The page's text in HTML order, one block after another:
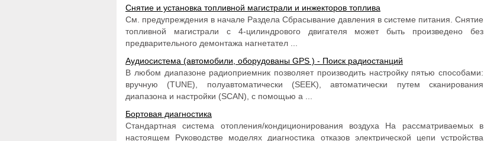
Снятие и установка топливной магистрали и инжекторов топлива
См. предупреждения в начале Раздела Сбрасывание давления в системе питания. Снятие
топливной магистрали с 4-цилиндрового двигателя может быть произведено без
предварительного демонтажа нагнетател ...
Аудиосистема (автомобили, оборудованы GPS ) - Поиск радиостанций
В любом диапазоне радиоприемник позволяет производить настройку пятью способами:
вручную (TUNE), полуавтоматически (SEEK), автоматически путем сканирования
диапазона и настройки (SCAN), с помощью а ...
Бортовая диагностика
Стандартная система отопления/кондиционирования воздуха На рассматриваемых в
настоящем Руководстве моделях диагностика отказов электрической цепи устройства